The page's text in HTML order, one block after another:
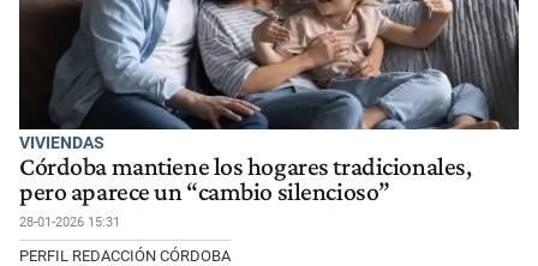
VIVIENDAS
Córdoba mantiene los hogares tradicionales,
pero aparece un “cambio silencioso”
28-01-2026 15:31
PERFIL REDACCIÓN CÓRDOBA